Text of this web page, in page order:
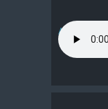
Anreise